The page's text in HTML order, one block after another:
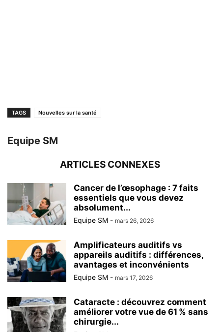
TAGS Nouvelles sur la santé
Equipe SM
ARTICLES CONNEXES
Cancer de l’œsophage : 7 faits
essentiels que vous devez
absolument...
Equipe SM - mars 26, 2026
Amplificateurs auditifs vs
appareils auditifs : différences,
avantages et inconvénients
Equipe SM - mars 17, 2026
Cataracte : découvrez comment
améliorer votre vue de 61 % sans
chirurgie...